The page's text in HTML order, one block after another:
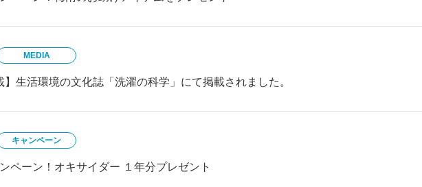
MEDIA
】生活環境の文化誌「洗濯の科学」にて掲載されました。
キャンペーン
ペーン！オキサイダー １年分プレゼント